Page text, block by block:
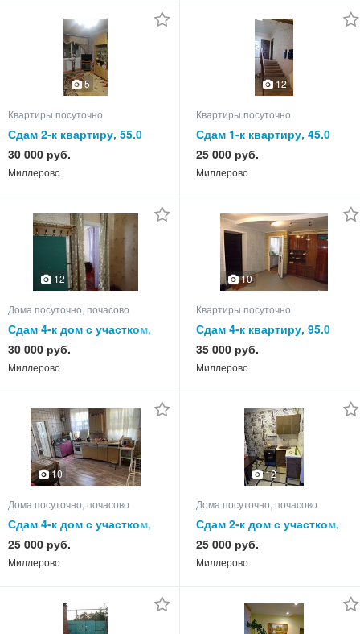
5
Квартиры посуточно
Сдам 2-к квартиру, 55.0
кв.м, этаж 4 из 5
30 000 руб.
Миллерово
12
Квартиры посуточно
Сдам 1-к квартиру, 45.0
кв.м, этаж 1 из 3
25 000 руб.
Миллерово
12
Дома посуточно, почасово
Сдам 4-к дом с участком,
65.0 кв.м, этажей 1
30 000 руб.
Миллерово
10
Квартиры посуточно
Сдам 4-к квартиру, 95.0
кв.м, этаж 1 из 5
35 000 руб.
Миллерово
10
Дома посуточно, почасово
Сдам 4-к дом с участком,
75.0 кв.м, этажей 1
25 000 руб.
Миллерово
12
Дома посуточно, почасово
Сдам 2-к дом с участком,
55.0 кв.м, этажей 1
25 000 руб.
Миллерово